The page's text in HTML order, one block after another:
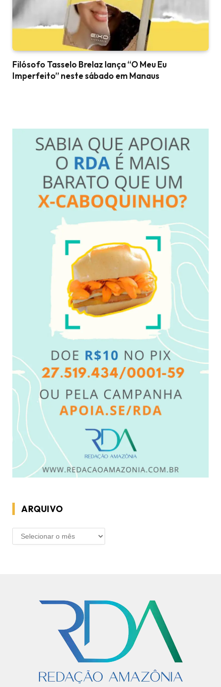
Filósofo Tasselo Brelaz lança “O Meu Eu
Imperfeito” neste sábado em Manaus
ARQUIVO
ARQUIVO